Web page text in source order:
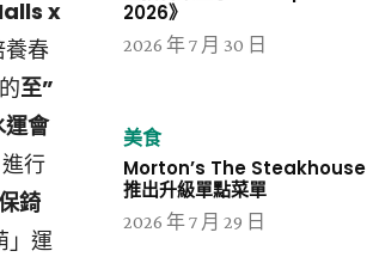
x
春
⁠至”
會
行
錡
」運
2026》
2026 年 7 月 30 日
美食
Morton’s The Steakhouse
推出升級單點菜單
2026 年 7 月 29 日